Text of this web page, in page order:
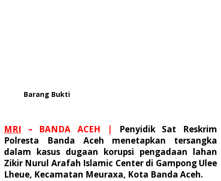
Barang Bukti
MRI – BANDA ACEH | Penyidik Sat Reskrim
Polresta Banda Aceh menetapkan tersangka
dalam kasus dugaan korupsi pengadaan lahan
Zikir Nurul Arafah Islamic Center di Gampong Ulee
Lheue, Kecamatan Meuraxa, Kota Banda Aceh.